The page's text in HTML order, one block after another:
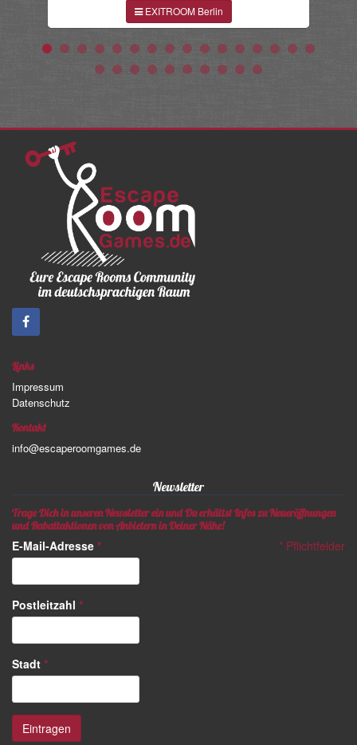
EXITROOM Berlin
Links
Impressum
Datenschutz
Kontakt
info@escaperoomgames.de
Newsletter
Trage Dich in unseren Newsletter ein und Du erhältst Infos zu Neueröffnungen
und Rabattaktionen von Anbietern in Deiner Nähe!
* Pflichtfelder
E-Mail-Adresse *
Postleitzahl *
Stadt *